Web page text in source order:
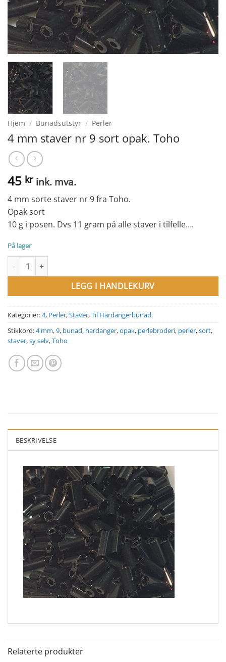
Hjem / Bunadsutstyr / Perler
4 mm staver nr 9 sort opak. Toho
45 kr ink. mva.
4 mm sorte staver nr 9 fra Toho.
Opak sort
10 g i posen. Dvs 11 gram på alle staver i tilfelle….
På lager
4 mm staver nr 9 sort opak. Toho antall
LEGG I HANDLEKURV
Kategorier:4, Perler,Staver,Til Hardangerbunad
Stikkord:4 mm,9, bunad, hardanger,opak, perlebroderi, perler,sort,
staver,sy selv,Toho
BESKRIVELSE
Relaterte produkter